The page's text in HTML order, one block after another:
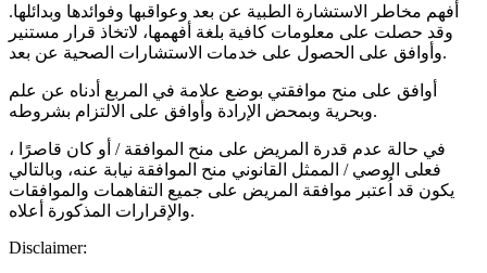
أفهم مخاطر الاستشارة الطبية عن بعد وعواقبها وفوائدها وبدائلها.
وقد حصلت على معلومات كافية بلغة أفهمها، لاتخاذ قرار مستنير
وأوافق على الحصول على خدمات الاستشارات الصحية عن بعد.
أوافق على منح موافقتي بوضع علامة في المربع أدناه عن علم
وبحرية وبمحض الإرادة وأوافق على الالتزام بشروطه.
في حالة عدم قدرة المريض على منح الموافقة / أو كان قاصرًا ،
فعلى الوصي / الممثل القانوني منح الموافقة نيابة عنه، وبالتالي
يكون قد اُعتبر موافقة المريض على جميع التفاهمات والموافقات
والإقرارات المذكورة أعلاه.
Disclaimer: